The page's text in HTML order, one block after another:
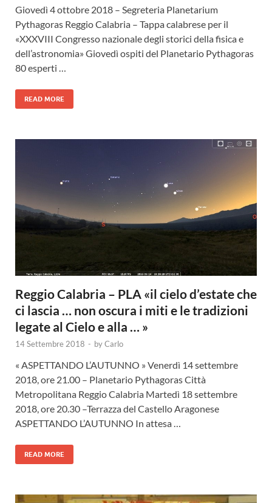
Giovedì 4 ottobre 2018 – Segreteria Planetarium
Pythagoras Reggio Calabria – Tappa calabrese per il
«XXXVIII Congresso nazionale degli storici della fisica e
dell’astronomia» Giovedì ospiti del Planetario Pythagoras
80 esperti …
READ MORE
Reggio Calabria – PLA «il cielo d’estate che
ci lascia … non oscura i miti e le tradizioni
legate al Cielo e alla … »
14 Settembre 2018 - byCarlo
« ASPETTANDO L’AUTUNNO » Venerdì 14 settembre
2018, ore 21.00 – Planetario Pythagoras Città
Metropolitana Reggio Calabria Martedì 18 settembre
2018, ore 20.30 –Terrazza del Castello Aragonese
ASPETTANDO L’AUTUNNO In attesa …
READ MORE